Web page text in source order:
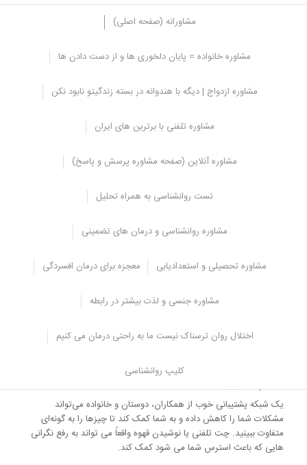
مشاورانه (صفحه اصلی)
مشاوره خانواده = پایان دلخوری ها و از دست دادن ها
مشاوره ازدواج | دیگه با هندوانه در بسته زندگیتو نابود نکن
مشاوره تلفنی با برترین های ایران
مشاوره آنلاین (صفحه مشاوره پرسش و پاسخ)
تست روانشناسی به همراه تحلیل
مشاوره روانشناسی و درمان های تضمینی
مشاوره تحصیلی و استعدادیابی معجزه برای درمان افسردگی
مشاوره جنسی و لذت بیشتر در رابطه
اختلال روان ترسناک نیست ما به راحتی درمان می کنیم
کلیپ روانشناسی
تغییر سبک زندگی، بهبود تاثیر استرس بر بدن
ورزش بیشتر می تواند به کاهش تنش بدنی و پاکسازی سر در هنگام
استرس کمک کند. حرکات کششی، یوگا و پیلاتس می توانند به کاهش
تنش عضلانی نیز کمک کنند.
کاهش مصرف الکل، ترک سیگار و رعایت یک رژیم غذایی سالم نیز در
کنترل استرسکمک کننده خواهد بود.
بهبود مدیریت زمان، تعیین اهداف قابل دسترس و مشخص کردن کارهای
روزمره در لیست روزانه می تواند به شما کمک کند که کنترل بیشتری بر
مانند استراحت مناسب و غذاهای مقوی نیز می تواند به شما کمک کند.
شما در آرامش و غلبه بر استرس کمک کنند. زمانی که احساس خستگی
می کنید، نفس های آهسته و عمیق بکشید و سعی داشته باشید که بر
یک شبکه پشتیبانی خوب از همکاران، دوستان و خانواده می‌تواند
مشکلات شما را کاهش داده و به شما کمک کند تا چیزها را به گونه‌ای
متفاوت ببینید. چت تلفنی یا نوشیدن قهوه واقعاً می تواند به رفع نگرانی
هایی که باعث استرس شما می شود کمک کند.